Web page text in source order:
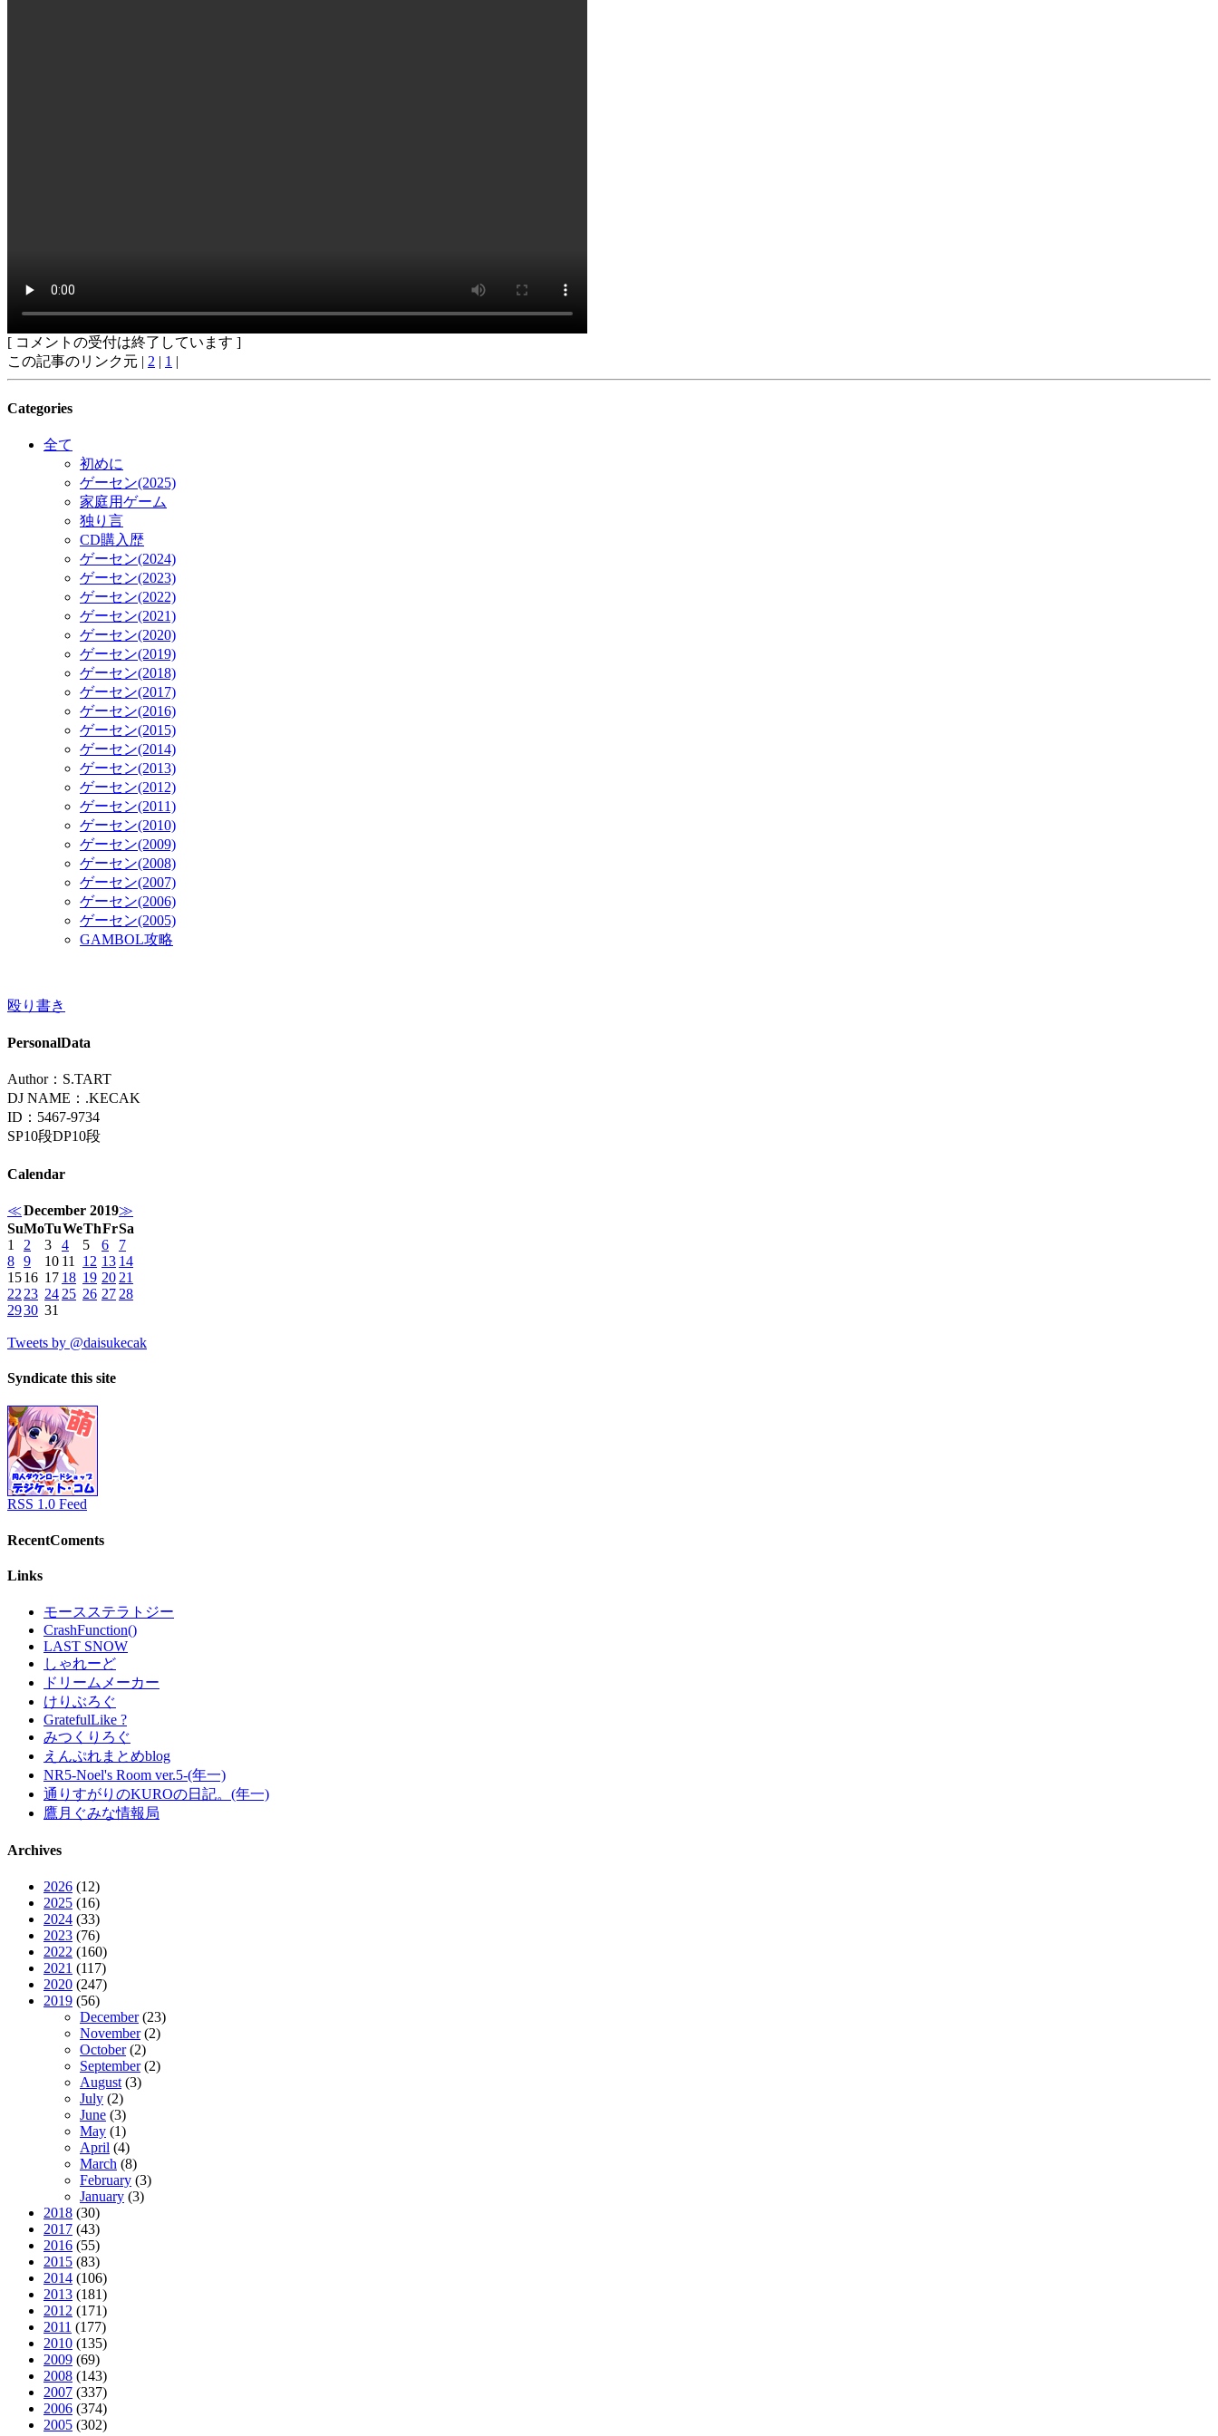
[ コメントの受付は終了しています ]
この記事のリンク元 | 2 | 1 |
Categories
全て
初めに
ゲーセン(2025)
家庭用ゲーム
独り言
CD購入歴
ゲーセン(2024)
ゲーセン(2023)
ゲーセン(2022)
ゲーセン(2021)
ゲーセン(2020)
ゲーセン(2019)
ゲーセン(2018)
ゲーセン(2017)
ゲーセン(2016)
ゲーセン(2015)
ゲーセン(2014)
ゲーセン(2013)
ゲーセン(2012)
ゲーセン(2011)
ゲーセン(2010)
ゲーセン(2009)
ゲーセン(2008)
ゲーセン(2007)
ゲーセン(2006)
ゲーセン(2005)
GAMBOL攻略
殴り書き
PersonalData
Author：S.TART
DJ NAME：.KECAK
ID：5467-9734
SP10段DP10段
Calendar
≪December 2019≫
SuMoTuWeThFrSa
1
2 3 4 5 6
7
8 9 10 11 12 13 14
1516 17 18 19 20 21
22 23 24 25 26 27 28
2930 31
Tweets by @daisukecak
Syndicate this site
RSS 1.0 Feed
RecentComents
Links
モースステラトジー
CrashFunction()
LAST SNOW
しゃれーど
ドリームメーカー
けりぶろぐ
GratefulLike ?
みつくりろぐ
えんぷれまとめblog
NR5-Noel's Room ver.5-(年一)
通りすがりのKUROの日記。(年一)
鷹月ぐみな情報局
Archives
2026 (12)
2025 (16)
2024 (33)
2023 (76)
2022 (160)
2021 (117)
2020 (247)
2019 (56)
December(23)
November(2)
October(2)
September(2)
August (3)
July (2)
June (3)
May (1)
April (4)
March (8)
February (3)
January (3)
2018 (30)
2017 (43)
2016 (55)
2015 (83)
2014 (106)
2013 (181)
2012 (171)
2011 (177)
2010 (135)
2009 (69)
2008 (143)
2007 (337)
2006 (374)
2005 (302)